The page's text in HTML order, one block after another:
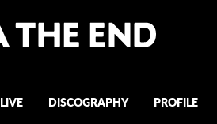
LIVE DISCOGRAPHY PROFILE